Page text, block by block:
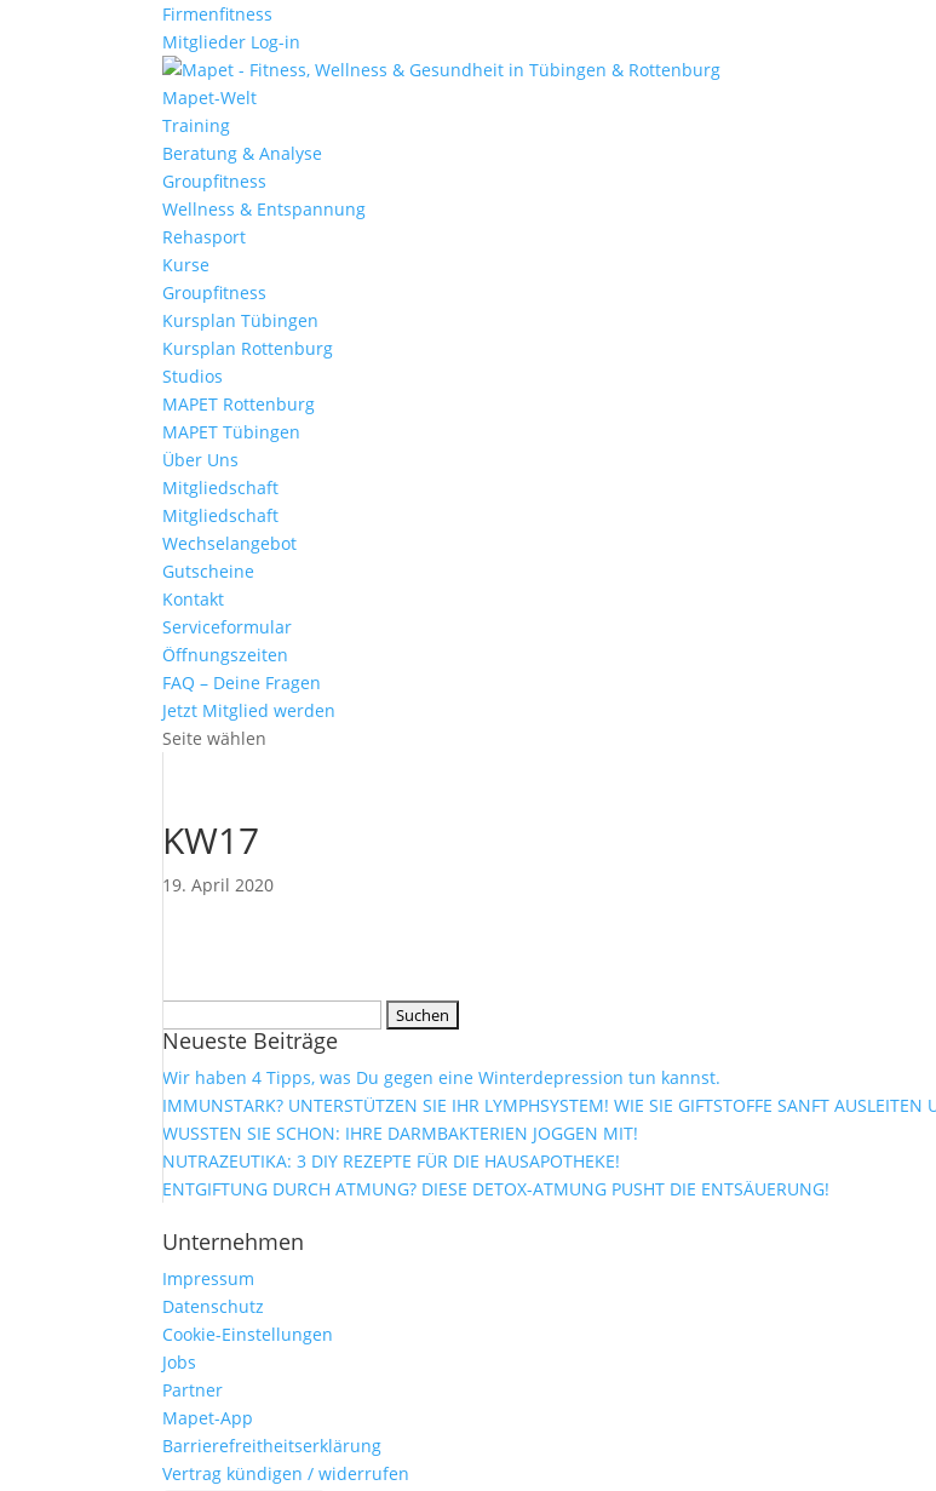
Firmenfitness
Mitglieder Log-in
Mapet-Welt
Training
Beratung & Analyse
Groupfitness
Wellness & Entspannung
Rehasport
Kurse
Groupfitness
Kursplan Tübingen
Kursplan Rottenburg
Studios
MAPET Rottenburg
MAPET Tübingen
Über Uns
Mitgliedschaft
Mitgliedschaft
Wechselangebot
Gutscheine
Kontakt
Serviceformular
Öffnungszeiten
FAQ – Deine Fragen
Jetzt Mitglied werden
Seite wählen
KW17
19. April 2020
nach:
Neueste Beiträge
Wir haben 4 Tipps, was Du gegen eine Winterdepression tun kannst.
IMMUNSTARK? UNTERSTÜTZEN SIE IHR LYMPHSYSTEM! WIE SIE GIFTSTOFFE SANFT
WUSSTEN SIE SCHON: IHRE DARMBAKTERIEN JOGGEN MIT!
NUTRAZEUTIKA: 3 DIY REZEPTE FÜR DIE HAUSAPOTHEKE!
ENTGIFTUNG DURCH ATMUNG? DIESE DETOX-ATMUNG PUSHT DIE ENTSÄUERUNG!
Unternehmen
Impressum
Datenschutz
Cookie-Einstellungen
Jobs
Partner
Mapet-App
Barrierefreitheitserklärung
Vertrag kündigen / widerrufen